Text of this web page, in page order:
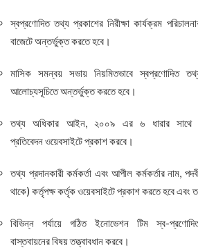
স্বপ্রণোদিত তথ্য প্রকাশের নিরীক্ষা কার্যক্রম
বাজেটে অন্তর্ভুক্ত করতে হবে।
মাসিক সমন্বয় সভায় নিয়মিতভাবে স্বপ্রণোদিত
আলোচ্যসূচিতে অন্তর্ভুক্ত করতে হবে।
তথ্য অধিকার আইন, ২০০৯ এর ৬ ধারার সাথে
প্রতিবেদন ওয়েবসাইটে প্রকাশ করবে।
তথ্য প্রদানকারী কর্মকর্তা এবং আপীল কর্মকর্তার নাম,
থাকে) কর্তৃপক্ষ কর্তৃক ওয়েবসাইটে প্রকাশ করতে হবে
বিভিন্ন পর্যায়ে গঠিত ইনোভেশন টিম স্ব-
বাস্তবায়নের বিষয় তত্ত্বাবধান করবে।